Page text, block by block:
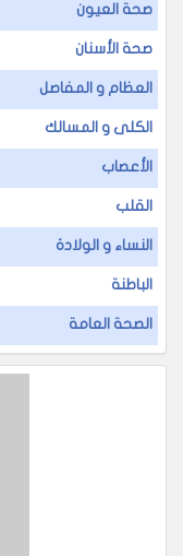
صحة العيون
صحة الأسنان
العظام و المفاصل
الكلى و المسالك
الأعصاب
القلب
النساء و الولادة
الباطنة
الصحة العامة